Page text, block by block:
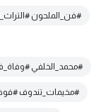
#فن_الملحون
#محمد_الخلفي
#مخيمات_تندوف